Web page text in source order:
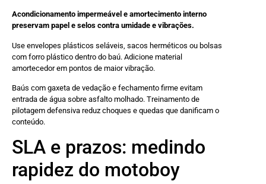
Acondicionamento impermeável e amortecimento interno
preservam papel e selos contra umidade e vibrações.
Use envelopes plásticos seláveis, sacos herméticos ou bolsas
com forro plástico dentro do baú. Adicione material
amortecedor em pontos de maior vibração.
Baús com gaxeta de vedação e fechamento firme evitam
entrada de água sobre asfalto molhado. Treinamento de
pilotagem defensiva reduz choques e quedas que danificam o
conteúdo.
SLA e prazos: medindo
rapidez do motoboy